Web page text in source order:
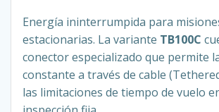
Energía ininterrumpida para
estacionarias. La variante TB100C
conector especializado que permite
constante a través de cable
las limitaciones de tiempo de vuelo